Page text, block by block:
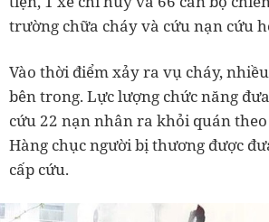
trường chữa cháy và cứu nạn cứu
Vào thời điểm xảy ra vụ cháy,
bên trong. Lực lượng chức năng
cứu 22 nạn nhân ra khỏi quán
Hàng chục người bị thương được
cấp cứu.